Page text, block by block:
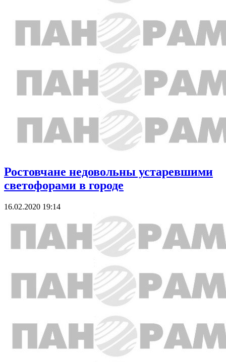
Ростовчане недовольны устаревшими
светофорами в городе
16.02.2020 19:14